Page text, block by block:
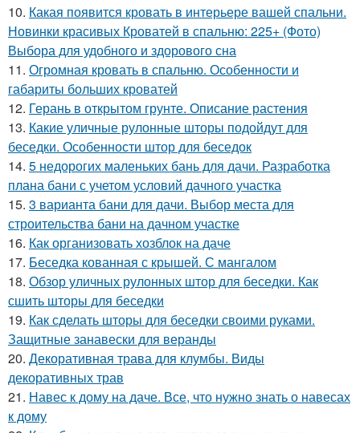
10. Какая появится кровать в интерьере вашей спальни.
Новинки красивых Кроватей в спальню: 225+ (Фото)
Выбора для удобного и здорового сна
11. Огромная кровать в спальню. Особенности и
габариты больших кроватей
12. Герань в открытом грунте. Описание растения
13. Какие уличные рулонные шторы подойдут для
беседки. Особенности штор для беседок
14. 5 недорогих маленьких бань для дачи. Разработка
плана бани с учетом условий дачного участка
15. 3 варианта бани для дачи. Выбор места для
строительства бани на дачном участке
16. Как организовать хозблок на даче
17. Беседка кованная с крышей. С мангалом
18. Обзор уличных рулонных штор для беседки. Как
сшить шторы для беседки
19. Как сделать шторы для беседки своими руками.
Защитные занавески для веранды
20. Декоративная трава для клумбы. Виды
декоративных трав
21. Навес к дому на даче. Все, что нужно знать о навесах
к дому